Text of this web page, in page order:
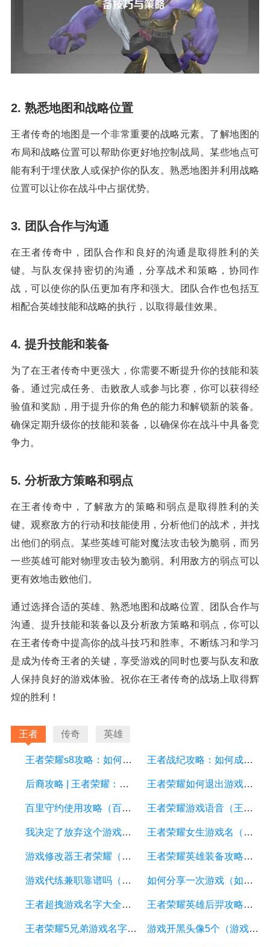
2. 熟悉地图和战略位置
王者传奇的地图是一个非常重要的战略元素。了解地图的
布局和战略位置可以帮助你更好地控制战局。某些地点可
能有利于埋伏敌人或保护你的队友。熟悉地图并利用战略
位置可以让你在战斗中占据优势。
3. 团队合作与沟通
在王者传奇中，团队合作和良好的沟通是取得胜利的关
键。与队友保持密切的沟通，分享战术和策略，协同作
战，可以使你的队伍更加有序和强大。团队合作也包括互
相配合英雄技能和战略的执行，以取得最佳效果。
4. 提升技能和装备
为了在王者传奇中更强大，你需要不断提升你的技能和装
备。通过完成任务、击败敌人或参与比赛，你可以获得经
验值和奖励，用于提升你的角色的能力和解锁新的装备。
确保定期升级你的技能和装备，以确保你在战斗中具备竞
争力。
5. 分析敌方策略和弱点
在王者传奇中，了解敌方的策略和弱点是取得胜利的关
键。观察敌方的行动和技能使用，分析他们的战术，并找
出他们的弱点。某些英雄可能对魔法攻击较为脆弱，而另
一些英雄可能对物理攻击较为脆弱。利用敌方的弱点可以
更有效地击败他们。
通过选择合适的英雄、熟悉地图和战略位置、团队合作与
沟通、提升技能和装备以及分析敌方策略和弱点，你可以
在王者传奇中提高你的战斗技巧和胜率。不断练习和学习
是成为传奇王者的关键，享受游戏的同时也要与队友和敌
人保持良好的游戏体验。祝你在王者传奇的战场上取得辉
煌的胜利！
王者 传奇 英雄
王者荣耀s8攻略：如何在新赛季中取得胜利 王者战纪攻略：如何成为一名顶尖的玩家
后裔攻略 | 王者荣耀：如何成为后裔的王者？ 王者荣耀如何退出游戏（王者荣耀如何退出游戏登录）
百里守约使用攻略（百里守约攻略技巧） 王者荣耀游戏语音（王者荣耀游戏语音转文字转不了怎么回事）
我决定了放弃这个游戏（我决定放弃这个游戏谈一场轰轰烈烈的恋爱阴阳师） 王者荣耀女生游戏名（王者荣耀女生游戏名字撩人）
游戏修改器王者荣耀（修改器手游王者荣耀） 王者荣耀英雄装备攻略（王者荣耀英雄装备怎么搭配）
游戏代练兼职靠谱吗（游戏代练兼职平台有哪些） 如何分享一次游戏（如何分享一次游戏给别人）
王者超拽游戏名字大全（王者荣耀超拽游戏名字） 王者荣耀英雄后羿攻略（王者荣耀后羿玩法教学）
王者荣耀5兄弟游戏名字（王者荣耀五兄弟名字） 游戏开黑头像5个（游戏开黑头像5个女生）